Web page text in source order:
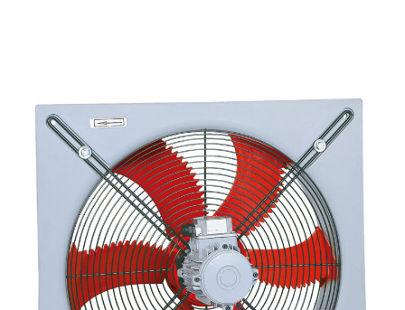
Lighting and Electrical
Equipment
Complete solutions in lighting and electrical
material for each project and need